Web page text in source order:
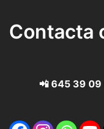
Contacta
📲 645 39 09